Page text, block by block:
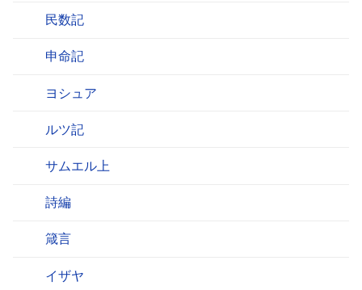
民数記
申命記
ヨシュア
ルツ記
サムエル上
詩編
箴言
イザヤ